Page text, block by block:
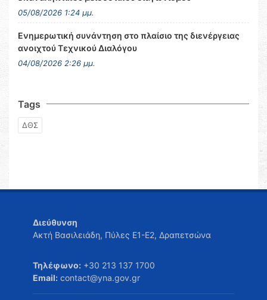
05/08/2026 1:24 μμ.
Ενημερωτική συνάντηση στο πλαίσιο της διενέργειας
ανοιχτού Τεχνικού Διαλόγου
04/08/2026 2:26 μμ.
Tags
ΔΘΣ
Διεύθυνση
Ακτή Βασιλειάδη, Πύλες Ε1-Ε2, Δραπετσώνα
Τηλέφωνο: +30 213 137 1700
Email: contact@yna.gov.gr